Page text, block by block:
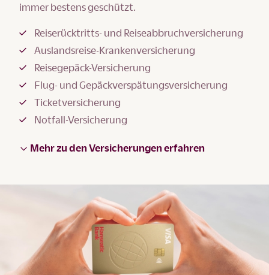
immer bestens geschützt.
Reiserücktritts- und Reiseabbruchversicherung
Auslandsreise-Krankenversicherung
Reisegepäck-Versicherung
Flug- und Gepäckverspätungsversicherung
Ticketversicherung
Notfall-Versicherung
Mehr zu den Versicherungen erfahren